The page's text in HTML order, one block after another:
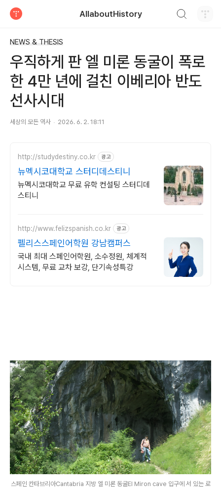
AllaboutHistory
NEWS & THESIS
우직하게 판 엘 미론 동굴이 폭로
한 4만 년에 걸친 이베리아 반도
선사시대
세상의 모든 역사 2026. 6. 2. 18:11
http://studydestiny.co.kr 광고
뉴멕시코대학교 스터디데스티니
뉴멕시코대학교 무료 유학 컨설팅 스터디데
스티니
http://www.felizspanish.co.kr 광고
펠리스스페인어학원 강남캠퍼스
국내 최대 스페인어학원, 소수정원, 체계적
시스템, 무료 교차 보강, 단기속성특강
스페인 칸타브리아Cantabria 지방 엘 미론 동굴El Miron cave 입구에 서 있는 로